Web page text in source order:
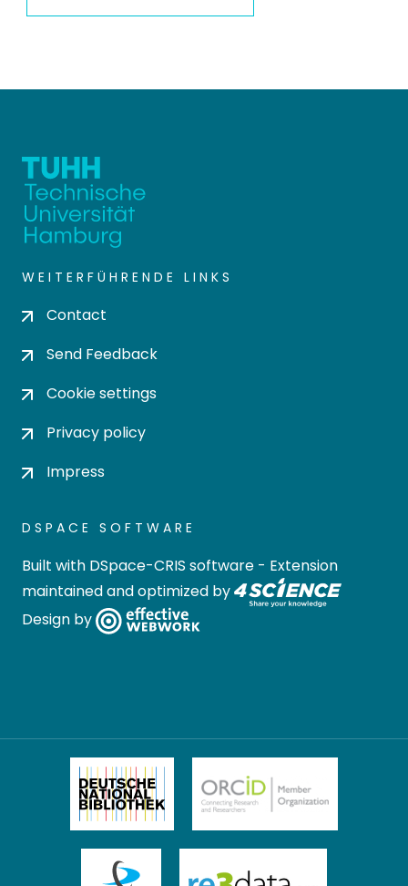
WEITERFÜHRENDE LINKS
Contact
Send Feedback
Cookie settings
Privacy policy
Impress
DSPACE SOFTWARE
Built with DSpace-CRIS software - Extension
maintained and optimized by
Design by